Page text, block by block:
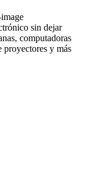
sin dejar
computadoras
proyectores y más